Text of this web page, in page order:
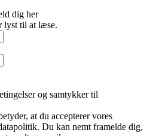
dig her
lyst til at læse.
og samtykker til
at du accepterer vores
Du kan nemt framelde dig,